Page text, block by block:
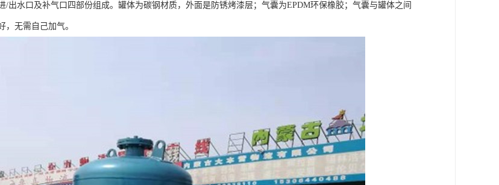
/出水口及补气口四部份组成。罐体为碳钢材质，外面是防锈烤漆层；气囊为EPDM环保橡胶；气囊与罐体之间
，无需自己加气。